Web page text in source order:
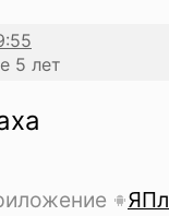
5 лет